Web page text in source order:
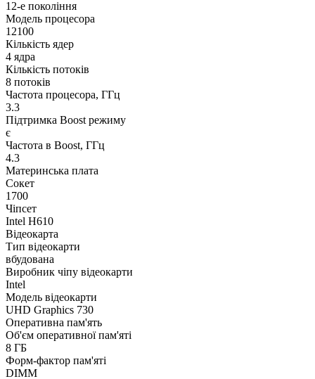
12-е покоління
Модель процесора
12100
Кількість ядер
4 ядра
Кількість потоків
8 потоків
Частота процесора, ГГц
3.3
Підтримка Boost режиму
є
Частота в Boost, ГГц
4.3
Материнська плата
Сокет
1700
Чіпсет
Intel H610
Відеокарта
Тип відеокарти
вбудована
Виробник чіпу відеокарти
Intel
Модель відеокарти
UHD Graphics 730
Оперативна пам'ять
Об'єм оперативної пам'яті
8 ГБ
Форм-фактор пам'яті
DIMM